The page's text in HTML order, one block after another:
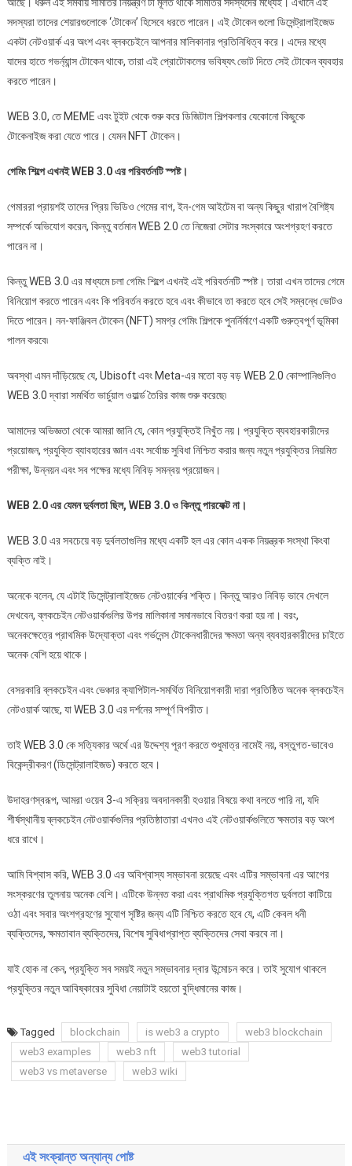
সদস্যরা তাদের শেয়ারগুলোকে ‘টোকেন’ হিসেবে ধরতে পারেন। এই টোকেন গুলো ডিসেন্ট্রালাইজেড
একটা নেটওয়ার্ক এর অংশ এবং ব্লকচেইনে আপনার মালিকানার প্রতিনিধিত্ব করে। এদের মধ্যে
যাদের হাতে গভর্ন্যান্স টোকেন থাকে, তারা এই প্রোটোকলের ভবিষ্যৎ ভোট দিতে সেই টোকেন ব্যবহার
করতে পারেন।
WEB 3.0, তে MEME এবং টুইট থেকে শুরু করে ডিজিটাল শিল্পকলার যেকোনো কিছুকে
টোকেনাইজ করা যেতে পারে। যেমন NFT টোকেন।
গেমিং শিল্পে এখনই WEB 3.0 এর পরিবর্তনটি স্পষ্ট।
গেমাররা প্রায়শই তাদের প্রিয় ভিডিও গেমের বাগ, ইন-গেম আইটেম বা অন্য কিছুর খারাপ বৈশিষ্ট্য
সম্পর্কে অভিযোগ করেন, কিন্তু বর্তমান WEB 2.0 তে নিজেরা সেটার সংস্কারে অংশগ্রহণ করতে
পারেন না।
কিন্তু WEB 3.0 এর মাধ্যমে চলা গেমিং শিল্পে এখনই এই পরিবর্তনটি স্পষ্ট। তারা এখন তাদের গেমে
বিনিয়োগ করতে পারেন এবং কি পরিবর্তন করতে হবে এবং কীভাবে তা করতে হবে সেই সম্বন্ধে ভোটও
দিতে পারেন। নন-ফাঞ্জিবল টোকেন (NFT) সমগ্র গেমিং শিল্পকে পুনর্নির্মাণে একটি গুরুত্বপূর্ণ ভূমিকা
পালন করবে৷
অবস্থা এমন দাঁড়িয়েছে যে, Ubisoft এবং Meta-এর মতো বড় বড় WEB 2.0 কোম্পানিগুলিও
WEB 3.0 দ্বারা সমর্থিত ভার্চুয়াল ওয়ার্ল্ড তৈরির কাজ শুরু করেছে৷
আমাদের অভিজ্ঞতা থেকে আমরা জানি যে, কোন প্রযুক্তিই নিখুঁত নয়। প্রযুক্তি ব্যবহারকারীদের
প্রয়োজন, প্রযুক্তি ব্যাবহারের জ্ঞান এবং সর্বোচ্চ সুবিধা নিশ্চিত করার জন্য নতুন প্রযুক্তির নিয়মিত
পরীক্ষা, উন্নয়ন এবং সব পক্ষের মধ্যে নিবিড় সমন্বয় প্রয়োজন।
WEB 2.0 এর যেমন দুর্বলতা ছিল, WEB 3.0 ও কিন্তু পারফেক্ট না।
WEB 3.0 এর সবচেয়ে বড় দুর্বলতাগুলির মধ্যে একটি হল এর কোন একক নিয়ন্ত্রক সংস্থা কিংবা
ব্যক্তি নাই।
অনেকে বলেন, যে এটাই ডিসেন্ট্রালাইজেড নেটওয়ার্কের শক্তি। কিন্তু আরও নিবিড় ভাবে দেখলে
দেখবেন, ব্লকচেইন নেটওয়ার্কগুলির উপর মালিকানা সমানভাবে বিতরণ করা হয় না। বরং,
অনেকক্ষেত্রে প্রাথমিক উদ্যোক্তা এবং গর্ভনেন্স টোকেনধারীদের ক্ষমতা অন্য ব্যবহারকারীদের চাইতে
অনেক বেশি হয়ে থাকে।
বেসরকারি ব্লকচেইন এবং ভেঞ্চার ক্যাপিটাল-সমর্থিত বিনিয়োগকারী দারা প্রতিষ্ঠিত অনেক ব্লকচেইন
নেটওয়ার্ক আছে, যা WEB 3.0 এর দর্শনের সম্পূর্ণ বিপরীত।
তাই WEB 3.0 কে সত্যিকার অর্থে এর উদ্দেশ্য পূরণ করতে শুধুমাত্র নামেই নয়, বস্তুগত-ভাবেও
বিকেন্দ্রীকরণ (ডিসেন্ট্রালাইজড) করতে হবে।
উদাহরণস্বরূপ, আমরা ওয়েব 3-এ সক্রিয় অবদানকারী হওয়ার বিষয়ে কথা বলতে পারি না, যদি
শীর্ষস্থানীয় ব্লকচেইন নেটওয়ার্কগুলির প্রতিষ্ঠাতারা এখনও এই নেটওয়ার্কগুলিতে ক্ষমতার বড় অংশ
ধরে রাখে।
আমি বিশ্বাস করি, WEB 3.0 এর অবিশ্বাস্য সম্ভাবনা রয়েছে এবং এটির সম্ভাবনা এর আগের
সংস্করণের তুলনায় অনেক বেশি। এটিকে উন্নত করা এবং প্রাথমিক প্রযুক্তিগত দুর্বলতা কাটিয়ে
ওঠা এবং সবার অংশগ্রহণের সুযোগ সৃষ্টির জন্য এটি নিশ্চিত করতে হবে যে, এটি কেবল ধনী
ব্যক্তিদের, ক্ষমতাবান ব্যক্তিদের, বিশেষ সুবিধাপ্রাপ্ত ব্যক্তিদের সেবা করবে না।
যাই হোক না কেন, প্রযুক্তি সব সময়ই নতুন সম্ভাবনার দ্বার উন্মোচন করে। তাই সুযোগ থাকলে
প্রযুক্তির নতুন আবিষ্কারের সুবিধা নেয়াটাই হয়তো বুদ্ধিমানের কাজ।
Tagged blockchain is web3 a crypto
web3 blockchain
web3 examples
web3 nft
web3 tutorial
web3 vs metaverse
web3 wiki
navigation
এই সংক্রান্ত অন্যান্য পোষ্ট